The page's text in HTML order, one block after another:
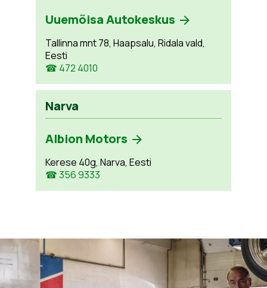
Uuemõisa Autokeskus
Tallinna mnt 78, Haapsalu, Ridala vald,
Eesti
☎ 472 4010
Narva
Albion Motors
Kerese 40g, Narva, Eesti
☎ 356 9333